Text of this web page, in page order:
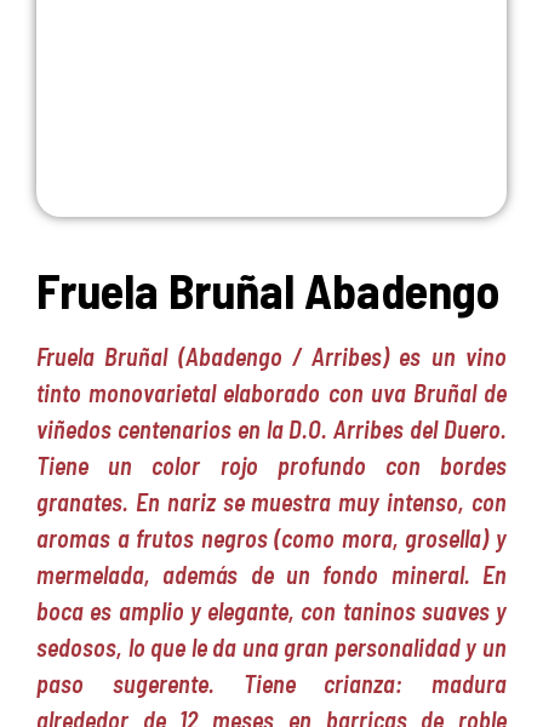
Fruela Bruñal Abadengo
Fruela Bruñal (Abadengo / Arribes) es un vino
tinto monovarietal elaborado con uva Bruñal de
viñedos centenarios en la D.O. Arribes del Duero.
Tiene un color rojo profundo con bordes
granates. En nariz se muestra muy intenso, con
aromas a frutos negros (como mora, grosella) y
mermelada, además de un fondo mineral. En
boca es amplio y elegante, con taninos suaves y
sedosos, lo que le da una gran personalidad y un
paso sugerente. Tiene crianza: madura
alrededor de 12 meses en barricas de roble